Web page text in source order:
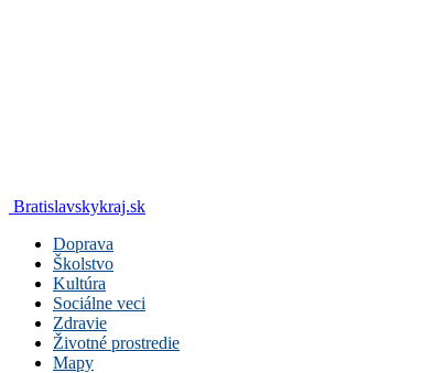
Bratislavskykraj.sk
Doprava
Školstvo
Kultúra
Sociálne veci
Zdravie
Životné prostredie
Mapy